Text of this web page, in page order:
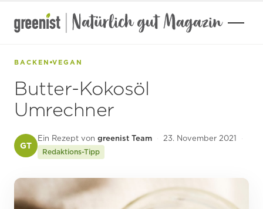
Inhalt
GARTEN
DROGERIE
KOSMETIK
BACKEN VEGAN
Butter-Kokosöl
Umrechner
GT
Ein Rezept von greenist Team · 23. November 2021
·
Redaktions-Tipp